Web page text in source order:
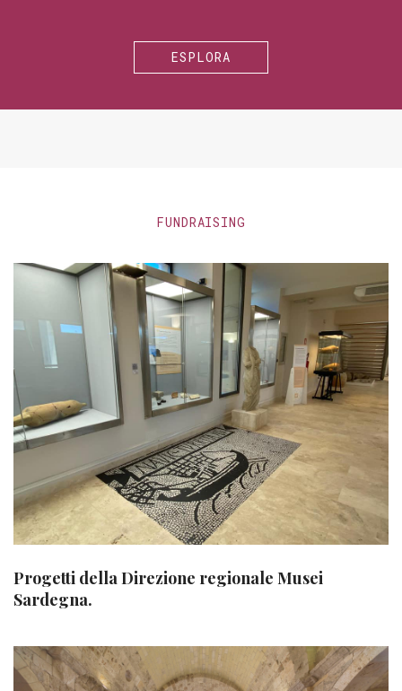
ESPLORA
FUNDRAISING
Progetti della Direzione regionale Musei
Sardegna.